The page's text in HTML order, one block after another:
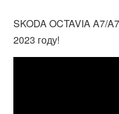
SKODA OCTAVIA A7/
2023 году!